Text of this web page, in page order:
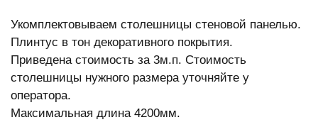
Укомплектовываем столешницы стеновой панелью.
Плинтус в тон декоративного покрытия.
Приведена стоимость за 3м.п. Стоимость
столешницы нужного размера уточняйте у
оператора.
Максимальная длина 4200мм.